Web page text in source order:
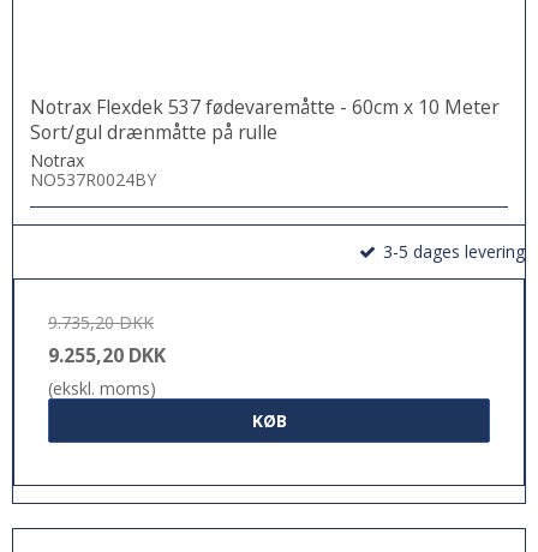
Notrax Flexdek 537 fødevaremåtte - 60cm x 10 Meter
Sort/gul drænmåtte på rulle
Notrax
NO537R0024BY
3-5 dages levering
9.735,20 DKK
9.255,20 DKK
(ekskl. moms)
KØB